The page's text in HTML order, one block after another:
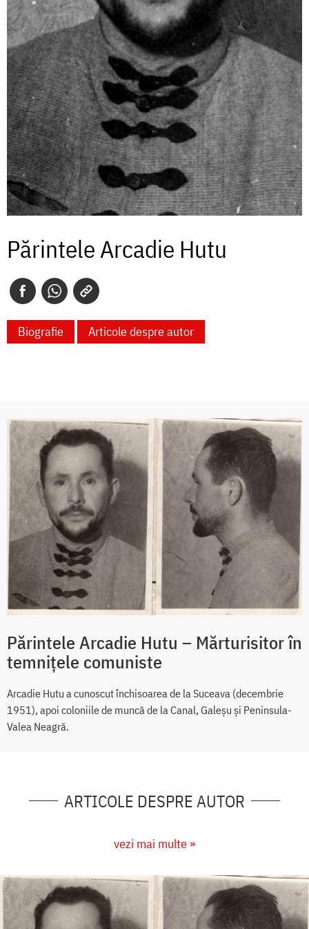
Părintele Arcadie Hutu
Biografie Articole despre autor
Părintele Arcadie Hutu – Mărturisitor în
temnițele comuniste
Arcadie Hutu a cunoscut închisoarea de la Suceava (decembrie
1951), apoi coloniile de muncă de la Canal, Galeșu și Peninsula-
Valea Neagră.
ARTICOLE DESPRE AUTOR
vezi mai multe »